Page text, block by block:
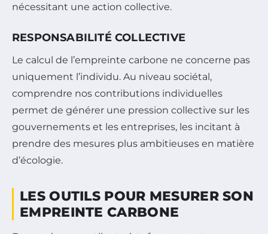
nécessitant une action collective.
RESPONSABILITÉ COLLECTIVE
Le calcul de l’empreinte carbone ne concerne pas
uniquement l’individu. Au niveau sociétal,
comprendre nos contributions individuelles
permet de générer une pression collective sur les
gouvernements et les entreprises, les incitant à
prendre des mesures plus ambitieuses en matière
d’écologie.
LES OUTILS POUR MESURER SON
EMPREINTE CARBONE